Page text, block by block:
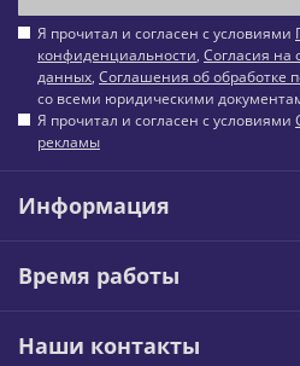
Я прочитал и согласен с условиями
конфиденциальности, Согласия на
данных, Соглашения об обработке
со всеми юридическими
Я прочитал и согласен с условиями
рекламы
Информация
Время работы
Наши контакты